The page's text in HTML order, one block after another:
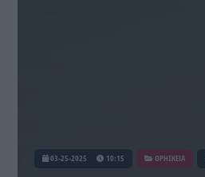
03-25-2025 10:15 ΘΡΗΣΚΕΙΑ